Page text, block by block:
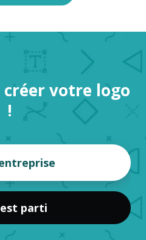
créer votre logo
!
parti